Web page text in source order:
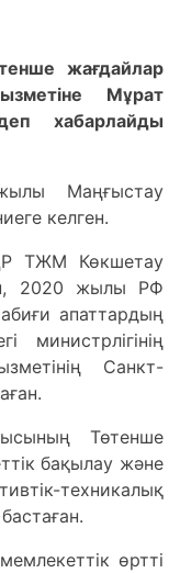
жағдайлар
Мұрат
хабарлайды
Маңғыстау
келген.
ТЖМ Көкшетау
2020 жылы РФ
апаттардың
министрлігінің
Санкт-
Төтенше
бақылау және
техникалық
өртті